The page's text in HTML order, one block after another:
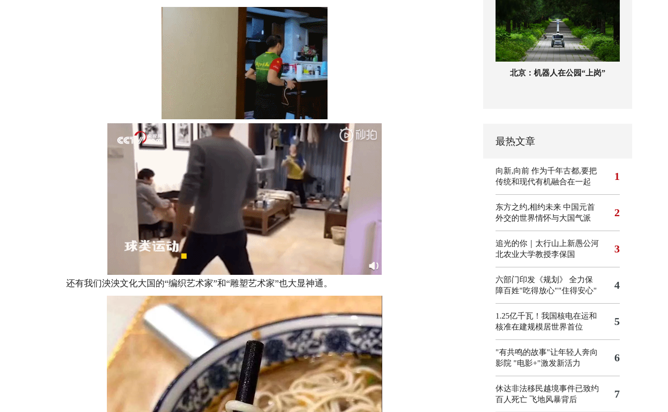
还有我们泱泱文化大国的“编织艺术家”和“雕塑艺术家”也大显神通。
北京：机器人在公园“上岗”
最热文章
向新,向前 作为千年古都,要把
传统和现代有机融合在一起
1
东方之约,相约未来 中国元首
外交的世界情怀与大国气派
2
追光的你｜太行山上新愚公河
北农业大学教授李保国
3
六部门印发《规划》 全力保
障百姓"吃得放心""住得安心"
4
1.25亿千瓦！我国核电在运和
核准在建规模居世界首位
5
"有共鸣的故事"让年轻人奔向
影院 "电影+"激发新活力 6
休达非法移民越境事件已致约
百人死亡 飞地风暴背后 7